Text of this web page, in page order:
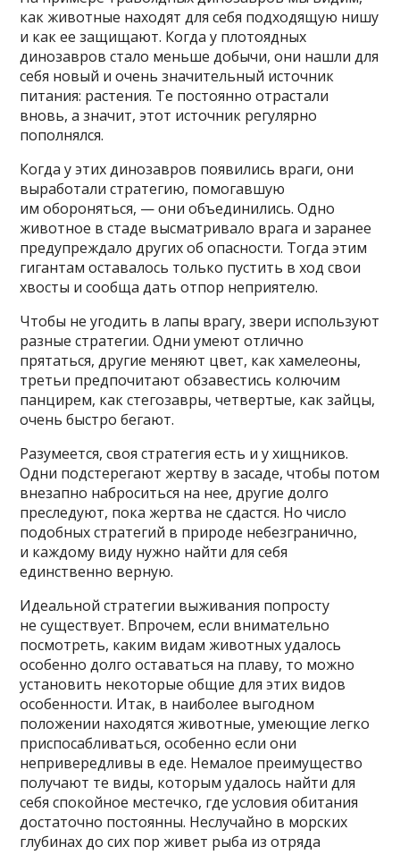
как животные находят для себя подходящую нишу
и как ее защищают. Когда у плотоядных
динозавров стало меньше добычи, они нашли для
себя новый и очень значительный источник
питания: растения. Те постоянно отрастали
вновь, а значит, этот источник регулярно
пополнялся.
Когда у этих динозавров появились враги, они
выработали стратегию, помогавшую
им обороняться, — они объединились. Одно
животное в стаде высматривало врага и заранее
предупреждало других об опасности. Тогда этим
гигантам оставалось только пустить в ход свои
хвосты и сообща дать отпор неприятелю.
Чтобы не угодить в лапы врагу, звери используют
разные стратегии. Одни умеют отлично
прятаться, другие меняют цвет, как хамелеоны,
третьи предпочитают обзавестись колючим
панцирем, как стегозавры, четвертые, как зайцы,
очень быстро бегают.
Разумеется, своя стратегия есть и у хищников.
Одни подстерегают жертву в засаде, чтобы потом
внезапно наброситься на нее, другие долго
преследуют, пока жертва не сдастся. Но число
подобных стратегий в природе небезгранично,
и каждому виду нужно найти для себя
единственно верную.
Идеальной стратегии выживания попросту
не существует. Впрочем, если внимательно
посмотреть, каким видам животных удалось
особенно долго оставаться на плаву, то можно
установить некоторые общие для этих видов
особенности. Итак, в наиболее выгодном
положении находятся животные, умеющие легко
приспосабливаться, особенно если они
непривередливы в еде. Немалое преимущество
получают те виды, которым удалось найти для
себя спокойное местечко, где условия обитания
достаточно постоянны. Неслучайно в морских
глубинах до сих пор живет рыба из отряда